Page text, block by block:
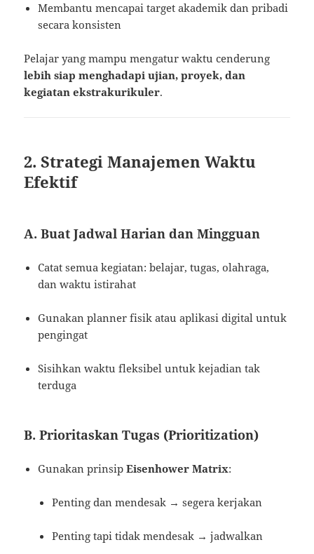
Membantu mencapai target akademik dan pribadi
secara konsisten
Pelajar yang mampu mengatur waktu cenderung
lebih siap menghadapi ujian, proyek, dan
kegiatan ekstrakurikuler.
2. Strategi Manajemen Waktu
Efektif
A. Buat Jadwal Harian dan Mingguan
Catat semua kegiatan: belajar, tugas, olahraga,
dan waktu istirahat
Gunakan planner fisik atau aplikasi digital untuk
pengingat
Sisihkan waktu fleksibel untuk kejadian tak
terduga
B. Prioritaskan Tugas (Prioritization)
Gunakan prinsipEisenhower Matrix:
Penting dan mendesak → segera kerjakan
Penting tapi tidak mendesak → jadwalkan